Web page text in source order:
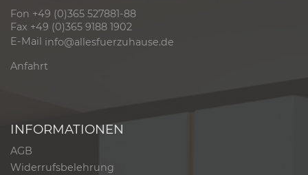
Fon +49 (0)365 527881-88
Fax +49 (0)365 9188 1902
E-Mail info@allesfuerzuhause.de
Anfahrt
INFORMATIONEN
AGB
Widerrufsbelehrung